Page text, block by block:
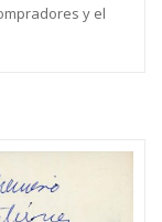
y el